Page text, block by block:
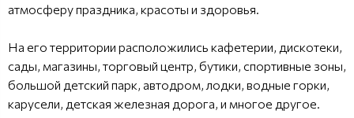
атмосферу праздника, красоты и здоровья.
На его территории расположились кафетерии, дискотеки,
сады, магазины, торговый центр, бутики, спортивные зоны,
большой детский парк, автодром, лодки, водные горки,
карусели, детская железная дорога, и многое другое.